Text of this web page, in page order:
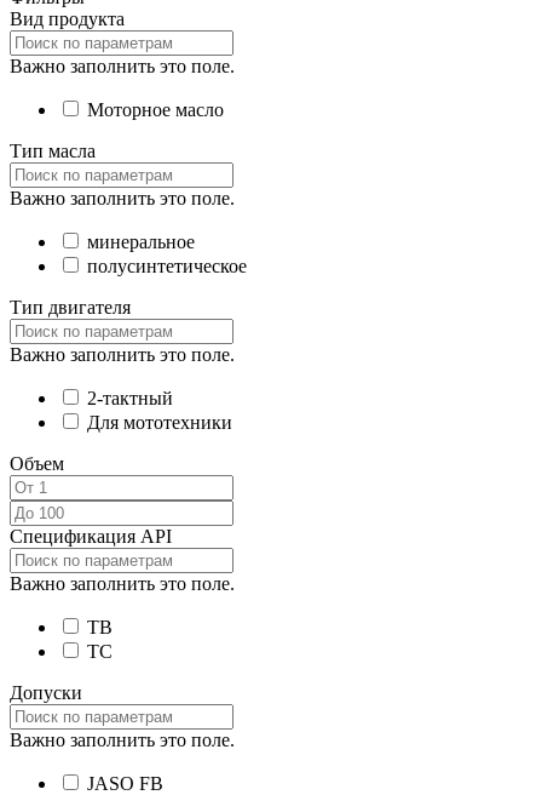
Вид продукта
Важно заполнить это поле.
Моторное масло
Тип масла
Важно заполнить это поле.
минеральное
полусинтетическое
Тип двигателя
Важно заполнить это поле.
2-тактный
Для мототехники
Объем
Спецификация API
Важно заполнить это поле.
TB
TC
Допуски
Важно заполнить это поле.
JASO FB